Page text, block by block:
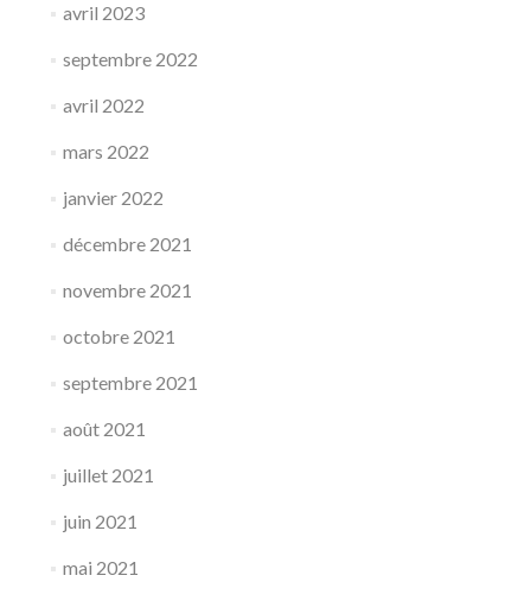
avril 2023
septembre 2022
avril 2022
mars 2022
janvier 2022
décembre 2021
novembre 2021
octobre 2021
septembre 2021
août 2021
juillet 2021
juin 2021
mai 2021